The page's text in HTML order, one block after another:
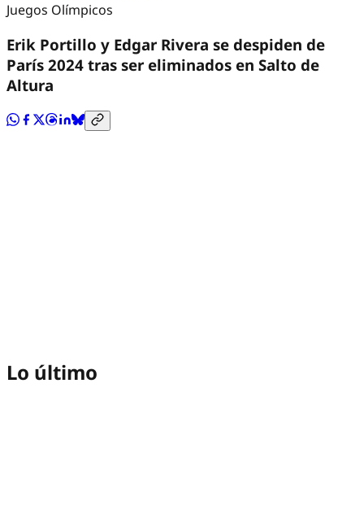
Juegos Olímpicos
Erik Portillo y Edgar Rivera se despiden de
París 2024 tras ser eliminados en Salto de
Altura
Lo último